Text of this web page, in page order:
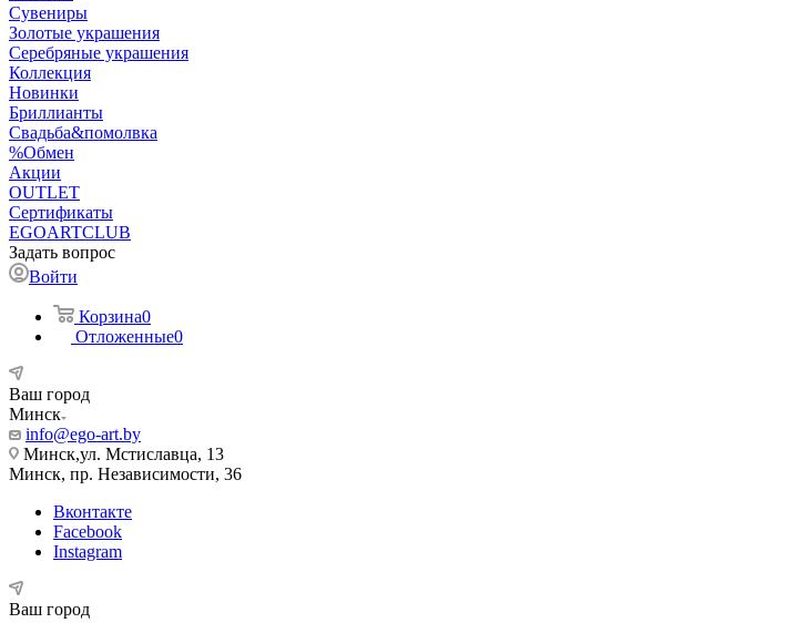
Сувениры
Золотые украшения
Серебряные украшения
Коллекция
Новинки
Бриллианты
Свадьба&помолвка
%Обмен
Акции
OUTLET
Сертификаты
EGOARTCLUB
Задать вопрос
Войти
Корзина0
Отложенные0
Ваш город
Минск
info@ego-art.by
Минск,ул. Мстиславца, 13
Минск, пр. Независимости, 36
Вконтакте
Facebook
Instagram
Ваш город